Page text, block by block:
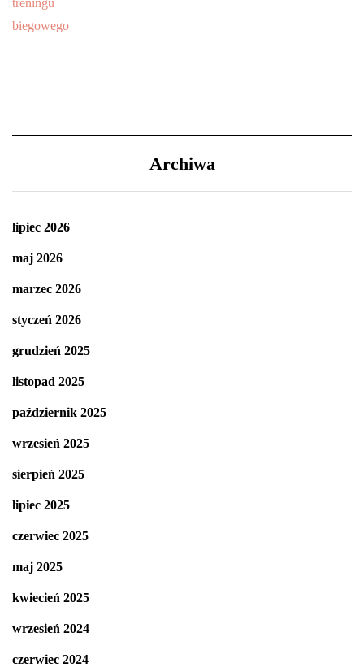
Archiwa
lipiec 2026
maj 2026
marzec 2026
styczeń 2026
grudzień 2025
listopad 2025
październik 2025
wrzesień 2025
sierpień 2025
lipiec 2025
czerwiec 2025
maj 2025
kwiecień 2025
wrzesień 2024
czerwiec 2024